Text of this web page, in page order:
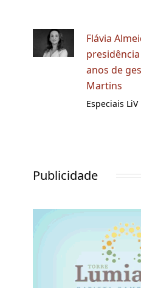
Flávia
anos de
Martins
Especiais LiV
Publicidade